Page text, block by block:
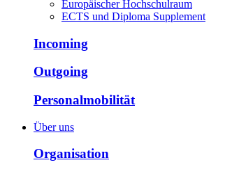
Europäischer Hochschulraum
ECTS und Diploma Supplement
Incoming
Outgoing
Personalmobilität
Über uns
Organisation